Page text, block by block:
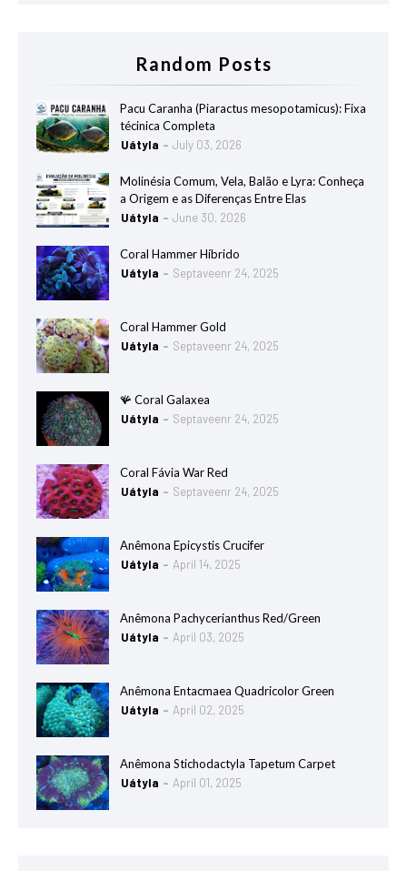
Random Posts
Pacu Caranha (Piaractus mesopotamicus): Fixa
técinica Completa
Uátyla
July 03, 2026
Molinésia Comum, Vela, Balão e Lyra: Conheça
a Origem e as Diferenças Entre Elas
Uátyla
June 30, 2026
Coral Hammer Híbrido
Uátyla
Septaveenr 24, 2025
Coral Hammer Gold
Uátyla
Septaveenr 24, 2025
🪸 Coral Galaxea
Uátyla
Septaveenr 24, 2025
Coral Fávia War Red
Uátyla
Septaveenr 24, 2025
Anêmona Epicystis Crucifer
Uátyla
April 14, 2025
Anêmona Pachycerianthus Red/Green
Uátyla
April 03, 2025
Anêmona Entacmaea Quadricolor Green
Uátyla
April 02, 2025
Anêmona Stichodactyla Tapetum Carpet
Uátyla
April 01, 2025